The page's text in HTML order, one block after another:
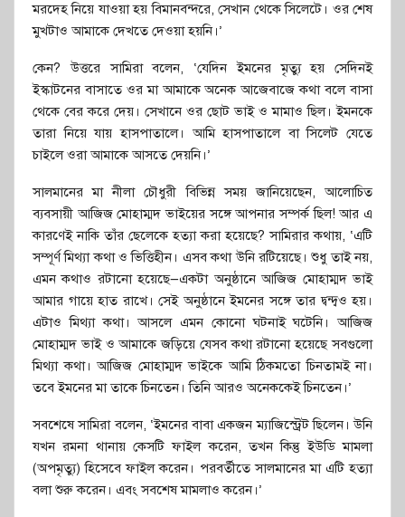
মরদেহ নিয়ে যাওয়া হয় বিমানবন্দরে, সেখান থেকে সিলেটে। ওর শেষ
মুখটাও আমাকে দেখতে দেওয়া হয়নি।’
কেন? উত্তরে সামিরা বলেন, ‘যেদিন ইমনের মৃত্যু হয় সেদিনই
ইস্কাটনের বাসাতে ওর মা আমাকে অনেক আজেবাজে কথা বলে বাসা
থেকে বের করে দেয়। সেখানে ওর ছোট ভাই ও মামাও ছিল। ইমনকে
তারা নিয়ে যায় হাসপাতালে। আমি হাসপাতালে বা সিলেট যেতে
চাইলে ওরা আমাকে আসতে দেয়নি।’
সালমানের মা নীলা চৌধুরী বিভিন্ন সময় জানিয়েছেন, আলোচিত
ব্যবসায়ী আজিজ মোহাম্মদ ভাইয়ের সঙ্গে আপনার সম্পর্ক ছিল! আর এ
কারণেই নাকি তাঁর ছেলেকে হত্যা করা হয়েছে? সামিরার কথায়, ‘এটি
সম্পূর্ণ মিথ্যা কথা ও ভিত্তিহীন। এসব কথা উনি রটিয়েছে। শুধু তাই নয়,
এমন কথাও রটানো হয়েছে—একটা অনুষ্ঠানে আজিজ মোহাম্মদ ভাই
আমার গায়ে হাত রাখে। সেই অনুষ্ঠানে ইমনের সঙ্গে তার দ্বন্দ্বও হয়।
এটাও মিথ্যা কথা। আসলে এমন কোনো ঘটনাই ঘটেনি। আজিজ
মোহাম্মদ ভাই ও আমাকে জড়িয়ে যেসব কথা রটানো হয়েছে সবগুলো
মিথ্যা কথা। আজিজ মোহাম্মদ ভাইকে আমি ঠিকমতো চিনতামই না।
তবে ইমনের মা তাকে চিনতেন। তিনি আরও অনেককেই চিনতেন।’
সবশেষে সামিরা বলেন, ‘ইমনের বাবা একজন ম্যাজিস্ট্রেট ছিলেন। উনি
যখন রমনা থানায় কেসটি ফাইল করেন, তখন কিন্তু ইউডি মামলা
(অপমৃত্যু) হিসেবে ফাইল করেন। পরবর্তীতে সালমানের মা এটি হত্যা
বলা শুরু করেন। এবং সবশেষ মামলাও করেন।’